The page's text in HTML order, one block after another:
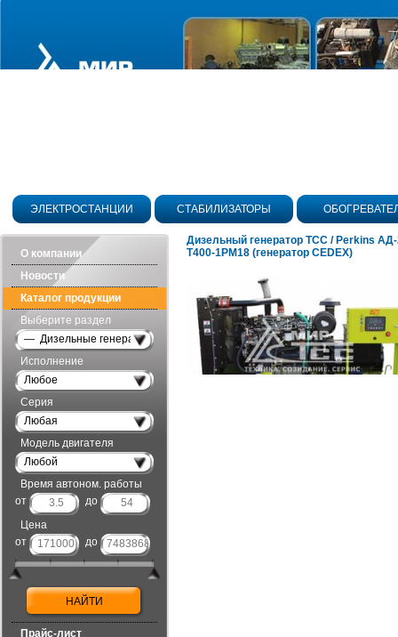
ЭЛЕКТРОСТАНЦИИ СТАБИЛИЗАТОРЫ
О компании
Новости
Каталог продукции
Выберите раздел
— Дизельные генераторы открытого исполнения
Исполнение
Любое
Серия
Любая
Модель двигателя
Любой
Время автоном. работы
от
до
Цена
от
до
Прайс-лист
Дизельный генератор ТСС / Perkins
Т400-1РМ18 (генератор CEDEX)